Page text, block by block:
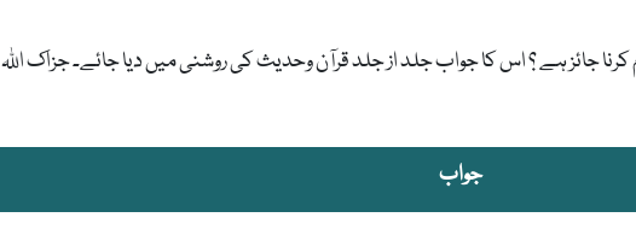
جائز ہے ؟ اس کا جواب جلد از جلد قرآن وحدیث کی روشنی میں دیا جائے۔ جزاک اللہ
جواب